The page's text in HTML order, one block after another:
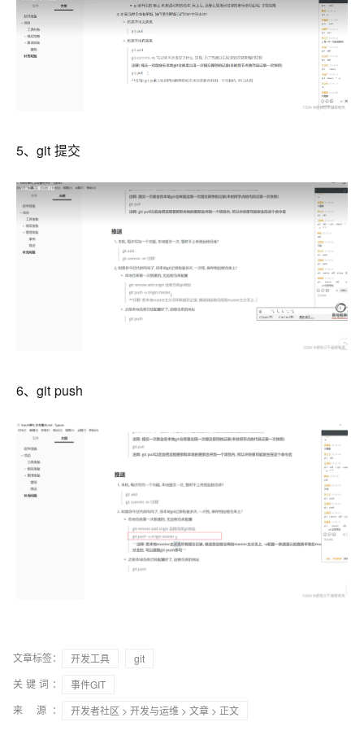
5、git 提交
6、git push
文章标签： 开发工具
git
关键词：
事件GIT
来 源：
开发者社区 > 开发与运维 > 文章 > 正文